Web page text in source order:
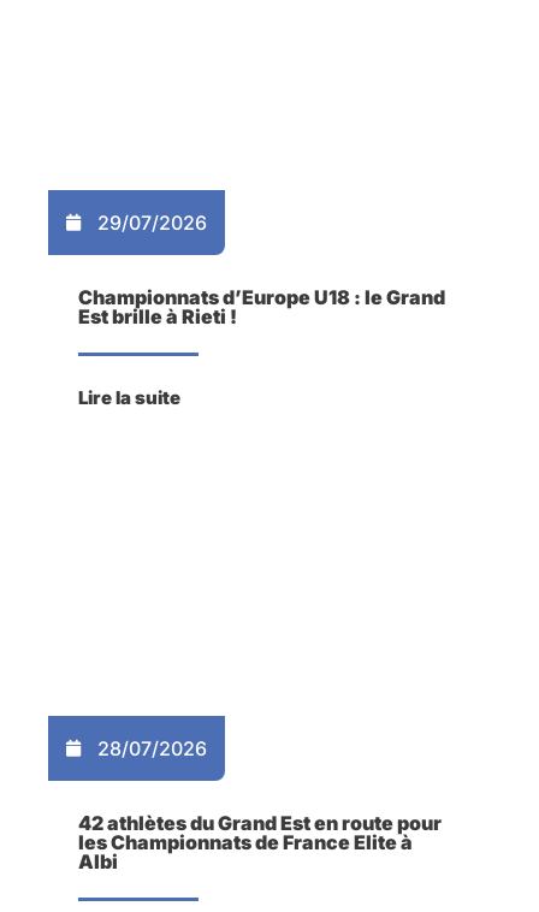
29/07/2026
Championnats d’Europe U18 : le Grand
Est brille à Rieti !
Lire la suite
28/07/2026
42 athlètes du Grand Est en route pour
les Championnats de France Elite à
Albi